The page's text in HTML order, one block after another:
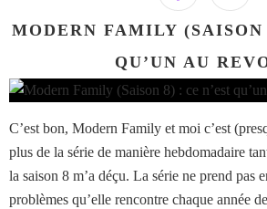
MODERN FAMILY (SAISON
QU’UN AU
C’est bon, Modern Family et moi c’est
plus de la série de manière hebdomadaire
la saison 8 m’a déçu. La série ne prend pas
problèmes qu’elle rencontre chaque année